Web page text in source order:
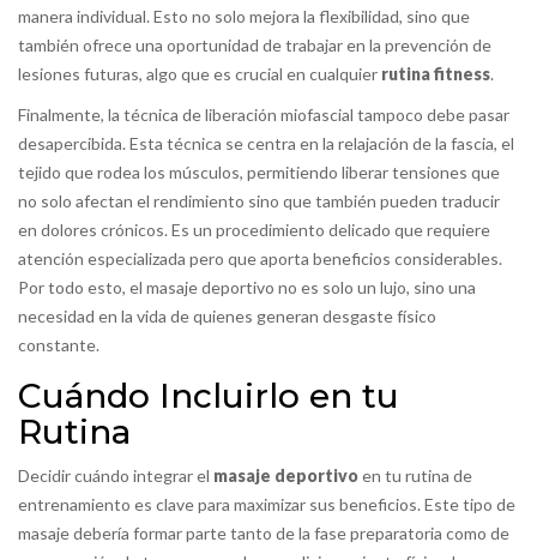
manera individual. Esto no solo mejora la flexibilidad, sino que
también ofrece una oportunidad de trabajar en la prevención de
lesiones futuras, algo que es crucial en cualquier rutina fitness.
Finalmente, la técnica de liberación miofascial tampoco debe pasar
desapercibida. Esta técnica se centra en la relajación de la fascia, el
tejido que rodea los músculos, permitiendo liberar tensiones que
no solo afectan el rendimiento sino que también pueden traducir
en dolores crónicos. Es un procedimiento delicado que requiere
atención especializada pero que aporta beneficios considerables.
Por todo esto, el masaje deportivo no es solo un lujo, sino una
necesidad en la vida de quienes generan desgaste físico
constante.
Cuándo Incluirlo en tu
Rutina
Decidir cuándo integrar el masaje deportivoen tu rutina de
entrenamiento es clave para maximizar sus beneficios. Este tipo de
masaje debería formar parte tanto de la fase preparatoria como de